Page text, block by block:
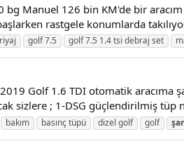
Manuel 126 bin KM'de bir
rastgele konumlarda
golf 7.5 golf 7.5 1.4 tsi debraj set
Golf 1.6 TDI otomatik aracıma
sizlere ; 1-DSG güçlendirilmiş tüp
bakım basınç tüpü dizel golf golf